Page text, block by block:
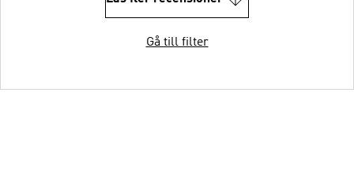
Gå till filter